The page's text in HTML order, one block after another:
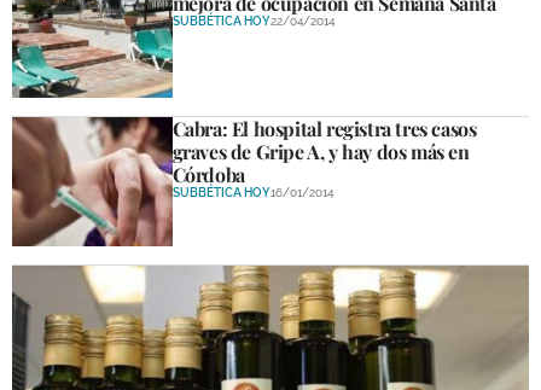
OPINIÓN
VENTANA CIUDADANA
CÓRDOBA
PROVINCIA
SUBBÉTICA HOY
OBRAS
SUBBÉTICA HOY22/04/2014
Cabra: El hospital registra tres casos
graves de Gripe A, y hay dos más en
Córdoba
SUBBÉTICA HOY16/01/2014